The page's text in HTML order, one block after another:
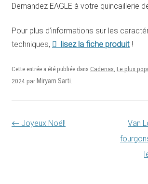
Demandez EAGLE à votre quincaillerie
Pour plus d’informations sur les
techniques,
lisez la fiche produit !
Cette entrée a été publiée dans Cadenas, Le plus
2024 par Miryam Sarti.
Navigation des articles
← Joyeux Noël!
Van